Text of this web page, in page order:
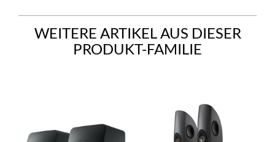
WEITERE ARTIKEL AUS DIESER
PRODUKT-FAMILIE